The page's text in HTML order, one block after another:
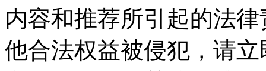
内容和推荐所引起的法
他合法权益被侵犯，请